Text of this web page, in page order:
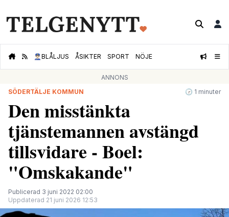
👮🏻‍♂️BLÅLJUS ÅSIKTER SPORT NÖJE
ANNONS
SÖDERTÄLJE KOMMUN
🕝 1 minuter
Den misstänkta
tjänstemannen avstängd
tillsvidare - Boel:
"Omskakande"
Publicerad 3 juni 2022 02:00
Uppdaterad 21 juni 2026 12:53